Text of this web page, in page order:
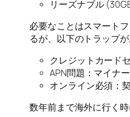
リーズナブル
必要なことはスマート
るが、以下のトラップが
クレジットカード
APN問題：マイナ
オンライン必須：
数年前まで海外に行く